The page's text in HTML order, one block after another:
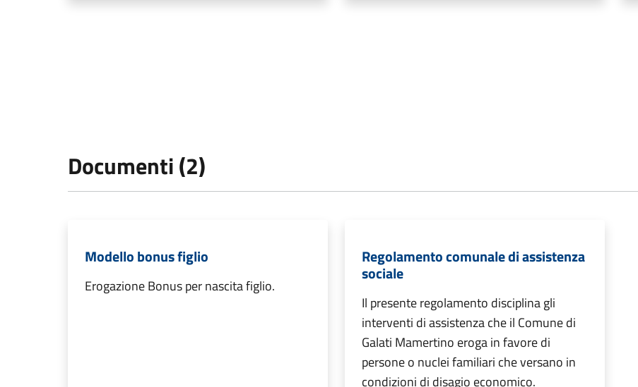
Documenti (2)
Modello bonus figlio
Erogazione Bonus per nascita figlio.
Regolamento comunale di assistenza
sociale
Il presente regolamento disciplina gli
interventi di assistenza che il Comune di
Galati Mamertino eroga in favore di
persone o nuclei familiari che versano in
condizioni di disagio economico.